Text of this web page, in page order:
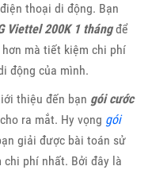
thoại di động. Bạn
Viettel 200K 1 thángđể
mà tiết kiệm chi phí
động của mình.
thiệu đến bạn gói cước
ra mắt. Hy vọng gói
giải được bài toán sử
phí nhất. Bởi đây là